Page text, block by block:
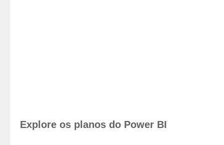
Explore os planos do Power BI